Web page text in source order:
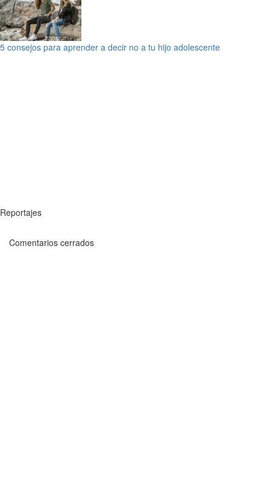
5 consejos para aprender a decir no a tu hijo adolescente
Reportajes
Comentarios cerrados